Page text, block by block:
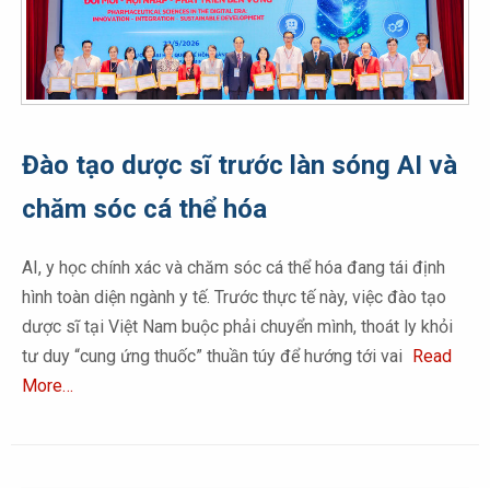
Đào tạo dược sĩ trước làn sóng AI và
chăm sóc cá thể hóa
AI, y học chính xác và chăm sóc cá thể hóa đang tái định
hình toàn diện ngành y tế. Trước thực tế này, việc đào tạo
dược sĩ tại Việt Nam buộc phải chuyển mình, thoát ly khỏi
tư duy “cung ứng thuốc” thuần túy để hướng tới vai Read
More…